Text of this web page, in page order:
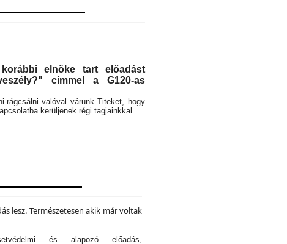
elnöke tart előadást
címmel a G120-as
rágcsálni valóval várunk Titeket, hogy
kerüljenek régi tagjainkkal.
lesz. Természetesen akik már voltak
és alapozó előadás,